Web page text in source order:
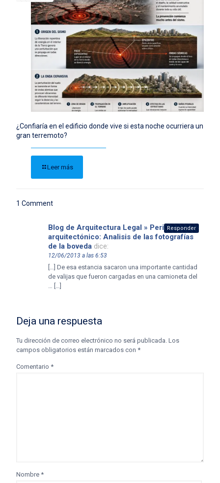
¿Confiaría en el edificio donde vive si esta noche ocurriera un
gran terremoto?
Leer más
1 Comment
Blog de Arquitectura Legal » Perito
arquitectónico: Analisis de las fotografías
de la boveda dice:
12/06/2013 a las 6:53
[…] De esa estancia sacaron una importante cantidad
de valijas que fueron cargadas en una camioneta del
… […]
Responder
Deja una respuesta
Tu dirección de correo electrónico no será publicada. Los
campos obligatorios están marcados con *
Comentario *
Nombre *